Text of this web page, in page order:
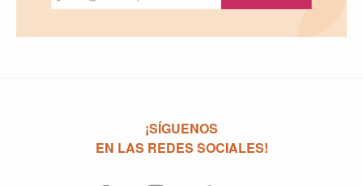
¡SÍGUENOS
EN LAS REDES SOCIALES!